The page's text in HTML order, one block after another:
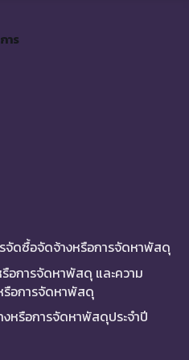
าร
จัดซื้อจัดจ้างหรือการจัดหาพัสดุ
อการจัดหาพัสดุ และความ
รือการจัดหาพัสดุ
หรือการจัดหาพัสดุประจำปี